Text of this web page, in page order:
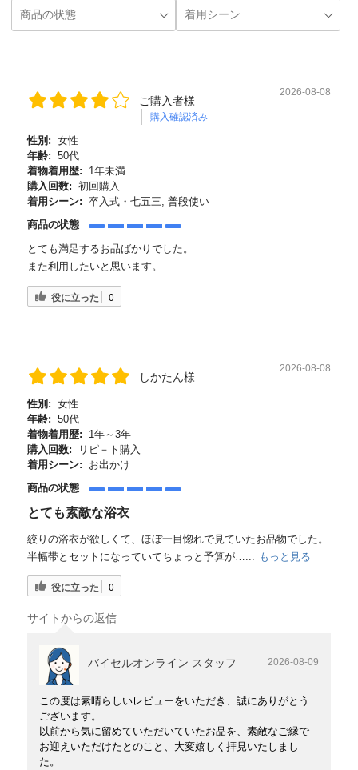
ご購入者様
購入確認済み
2026-08-08
性別: 女性
年齢: 50代
着物着用歴:
1年未満
購入回数: 初回購入
着用シーン: 卒入式・七五三, 普段使い
商品の状態
とても満足するお品ばかりでした。
また利用したいと思います。
役に立った 0
しかたん様
2026-08-08
性別: 女性
年齢: 50代
着物着用歴:
1年～3年
購入回数:
リピ－ト購入
着用シーン:
お出かけ
商品の状態
とても素敵な浴衣
絞りの浴衣が欲しくて、ほぼ一目惚れで見ていたお品物でした。
半幅帯とセットになっていてちょっと予算が…...
もっと見る
役に立った 0
サイトからの返信
バイセルオンライン スタッフ 2026-08-09
この度は素晴らしいレビューをいただき、誠にありがとう
ございます。
以前から気に留めていただいていたお品を、素敵なご縁で
お迎えいただけたとのこと、大変嬉しく拝見いたしまし
た。